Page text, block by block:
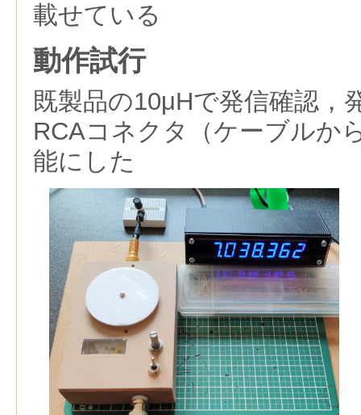
載せている
動作試行
既製品の10μHで発信確認，
RCAコネクタ（ケーブルか
能にした